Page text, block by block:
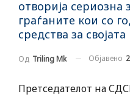
отворија сериозна
граѓаните кои со
средства за
Од Triling Mk Објавено
Претседателот на